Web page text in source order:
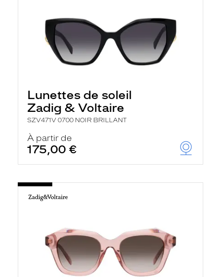
Lunettes de soleil
Zadig & Voltaire
SZV471V 0700 NOIR BRILLANT
À partir de
175,00 €